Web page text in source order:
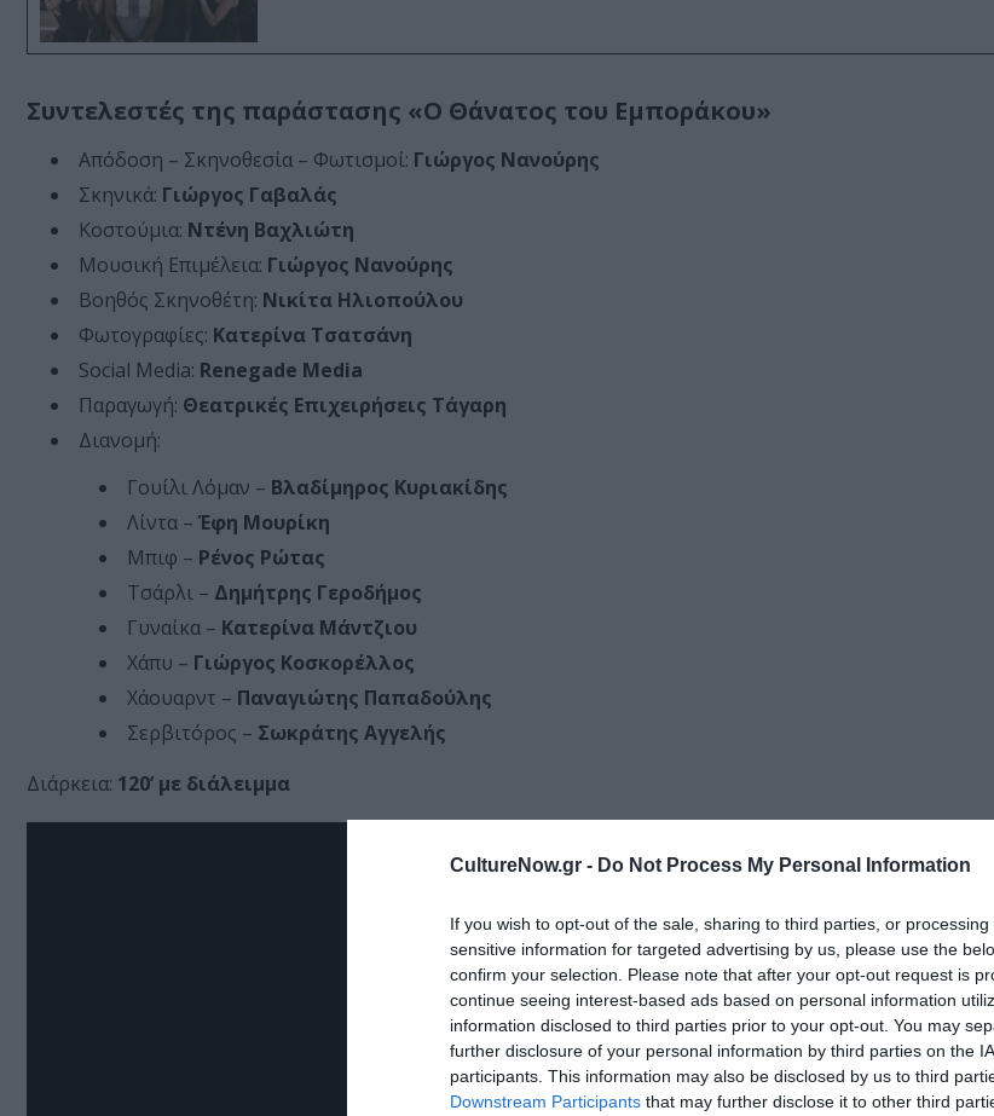
CultureNow.gr - Do Not Process My Personal Information
If you wish to opt-out of the sale, sharing to third parties, or
sensitive information for targeted advertising by us, please use the
confirm your selection. Please note that after your opt-out request is
continue seeing interest-based ads based on personal information
information disclosed to third parties prior to your opt-out. You may
further disclosure of your personal information by third parties on the
participants. This information may also be disclosed by us to third
Downstream Participants that may further disclose it to other third
Συντελεστές της παράστασης «Ο Θάνατος του Εμποράκου»
Απόδοση – Σκηνοθεσία – Φωτισμοί: Γιώργος Νανούρης
Σκηνικά: Γιώργος Γαβαλάς
Κοστούμια: Ντένη Βαχλιώτη
Μουσική Επιμέλεια: Γιώργος Νανούρης
Βοηθός Σκηνοθέτη: Νικίτα Ηλιοπούλου
Φωτογραφίες: Κατερίνα Τσατσάνη
Social Media: Renegade Media
Παραγωγή: Θεατρικές Επιχειρήσεις Τάγαρη
Διανομή:
Γουίλι Λόμαν – Βλαδίμηρος Κυριακίδης
Λίντα – Έφη Μουρίκη
Μπιφ – Ρένος Ρώτας
Τσάρλι – Δημήτρης Γεροδήμος
Γυναίκα – Κατερίνα Μάντζιου
Χάπυ – Γιώργος Κοσκορέλλος
Χάουαρντ – Παναγιώτης Παπαδούλης
Σερβιτόρος – Σωκράτης Αγγελής
Διάρκεια: 120’ με διάλειμμα